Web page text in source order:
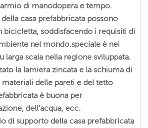
di manodopera e tempo.
casa prefabbricata possono
bicicletta, soddisfacendo i requisiti di
nel mondo.speciale è nei
larga scala nella regione sviluppata.
la lamiera zincata e la schiuma di
delle pareti e del tetto
è buona per
dell'acqua, ecc.
di supporto della casa prefabbricata